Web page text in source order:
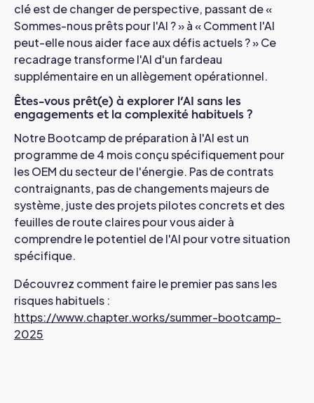
clé est de changer de perspective, passant de «
Sommes-nous prêts pour l'AI ? » à « Comment l'AI
peut-elle nous aider face aux défis actuels ? » Ce
recadrage transforme l'AI d'un fardeau
supplémentaire en un allègement opérationnel.
Êtes-vous prêt(e) à explorer l'AI sans les
engagements et la complexité habituels ?
Notre Bootcamp de préparation à l'AI est un
programme de 4 mois conçu spécifiquement pour
les OEM du secteur de l'énergie. Pas de contrats
contraignants, pas de changements majeurs de
système, juste des projets pilotes concrets et des
feuilles de route claires pour vous aider à
comprendre le potentiel de l'AI pour votre situation
spécifique.
Découvrez comment faire le premier pas sans les
risques habituels :
https://www.chapter.works/summer-bootcamp-
2025